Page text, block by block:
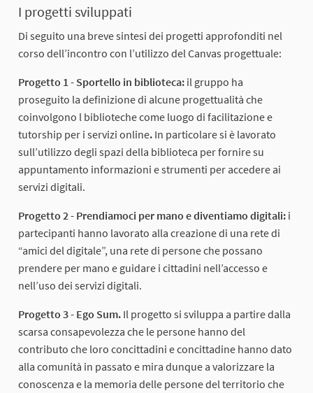
I progetti sviluppati
Di seguito una breve sintesi dei progetti approfonditi nel
corso dell’incontro con l’utilizzo del Canvas progettuale:
Progetto 1 - Sportello in biblioteca: il gruppo ha
proseguito la definizione di alcune progettualità che
coinvolgono l biblioteche come luogo di facilitazione e
tutorship per i servizi online. In particolare si è lavorato
sull’utilizzo degli spazi della biblioteca per fornire su
appuntamento informazioni e strumenti per accedere ai
servizi digitali.
Progetto 2 - Prendiamoci per mano e diventiamo digitali: i
partecipanti hanno lavorato alla creazione di una rete di
“amici del digitale”, una rete di persone che possano
prendere per mano e guidare i cittadini nell’accesso e
nell’uso dei servizi digitali.
Progetto 3 - Ego Sum. Il progetto si sviluppa a partire dalla
scarsa consapevolezza che le persone hanno del
contributo che loro concittadini e concittadine hanno dato
alla comunità in passato e mira dunque a valorizzare la
conoscenza e la memoria delle persone del territorio che